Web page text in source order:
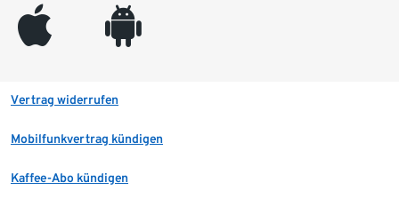
appleinc android
Vertrag widerrufen
Mobilfunkvertrag kündigen
Kaffee-Abo kündigen